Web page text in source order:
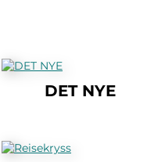
DET NYE